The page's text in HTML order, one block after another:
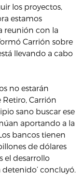
los proyectos,
estamos
reunión con la
Carrión sobre
llevando a cabo
no estarán
Carrión
sano buscar ese
aportando a la
bancos tienen
de dólares
el desarrollo
concluyó.